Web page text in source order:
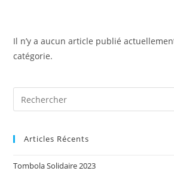
Il n’y a aucun article publié
catégorie.
Articles Récents
Tombola Solidaire 2023